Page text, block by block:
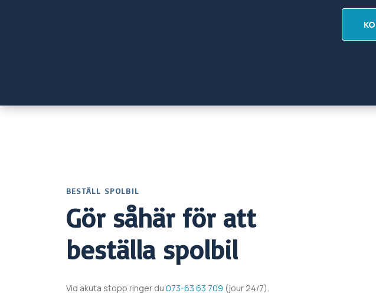
BESTÄLL SPOLBIL
Gör såhär för att
beställa spolbil
Vid akuta stopp ringer du 073-63 63 709 (jour 24/7).